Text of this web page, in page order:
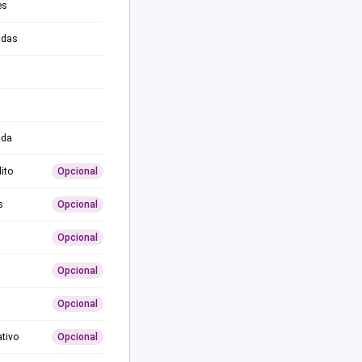
Opcional
Opcional
Opcional
Opcional
Opcional
Opcional